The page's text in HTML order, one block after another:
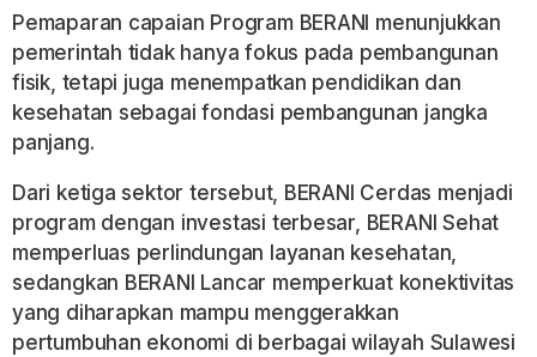
Pemaparan capaian Program BERANI menunjukkan
pemerintah tidak hanya fokus pada pembangunan
fisik, tetapi juga menempatkan pendidikan dan
kesehatan sebagai fondasi pembangunan jangka
panjang.
Dari ketiga sektor tersebut, BERANI Cerdas menjadi
program dengan investasi terbesar, BERANI Sehat
memperluas perlindungan layanan kesehatan,
sedangkan BERANI Lancar memperkuat konektivitas
yang diharapkan mampu menggerakkan
pertumbuhan ekonomi di berbagai wilayah Sulawesi